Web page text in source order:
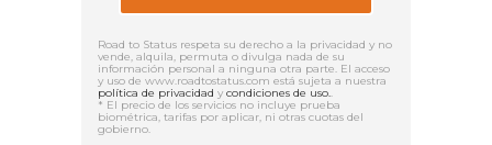
Road to Status respeta su derecho a la privacidad y no
vende, alquila, permuta o divulga nada de su
información personal a ninguna otra parte. El acceso
y uso de www.roadtostatus.com está sujeta a nuestra
política de privacidad y condiciones de uso..
* El precio de los servicios no incluye prueba
biométrica, tarifas por aplicar, ni otras cuotas del
gobierno.